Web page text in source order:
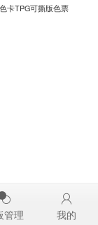
卡TPG可撕版色票
管理 我的